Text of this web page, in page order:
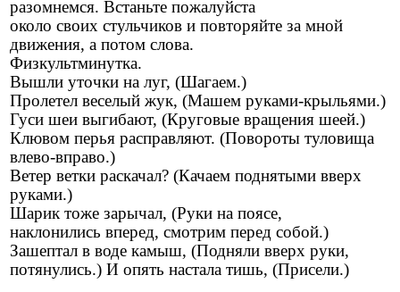
разомнемся. Встаньте пожалуйста
около своих стульчиков и повторяйте за мной
движения, а потом слова.
Физкультминутка.
Вышли уточки на луг, (Шагаем.)
Пролетел веселый жук, (Машем руками-крыльями.)
Гуси шеи выгибают, (Круговые вращения шеей.)
Клювом перья расправляют. (Повороты туловища
влево-вправо.)
Ветер ветки раскачал? (Качаем поднятыми вверх
руками.)
Шарик тоже зарычал, (Руки на поясе,
наклонились вперед, смотрим перед собой.)
Зашептал в воде камыш, (Подняли вверх руки,
потянулись.) И опять настала тишь, (Присели.)